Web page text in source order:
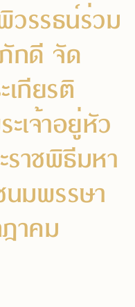
รรธน์ร่วม
กดี จัด
เกียรติ
เจ้าอยู่หัว
ราชพิธีมหา
มพรรษา
าคม